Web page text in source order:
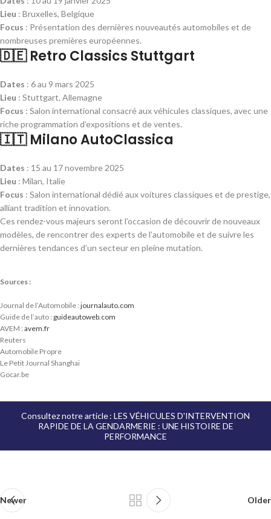
Lieu : Bruxelles, Belgique
Focus : Présentation des dernières nouveautés automobiles et de
nombreuses premières européennes.
🇩🇪 Retro Classics Stuttgart
Dates : 6 au 9 mars 2025
Lieu : Stuttgart, Allemagne
Focus : Salon international consacré aux véhicules classiques, avec une
riche programmation d’expositions et de ventes.
🇮🇹 Milano AutoClassica
Dates : 15 au 17 novembre 2025
Lieu : Milan, Italie
Focus : Salon international dédié aux voitures classiques et de prestige,
alliant tradition et innovation.
Ces rendez-vous majeurs seront l’occasion de découvrir de nouveaux
modèles, de rencontrer des experts de l’automobile et de suivre les
dernières tendances d’un secteur en pleine mutation.
Sources :
Journal de l’Automobile : journalauto.com
Guide de l’auto : guideautoweb.com
AVEM : avem.fr
Reuters
Automobile Propre
Le Petit Journal Shanghai
Gocar.be
Consultez notre article : LES VÉHICULES D'INTERVENTION
RAPIDE DE LA GENDARMERIE : UNE HISTOIRE DE
PERFORMANCE
Newer Older